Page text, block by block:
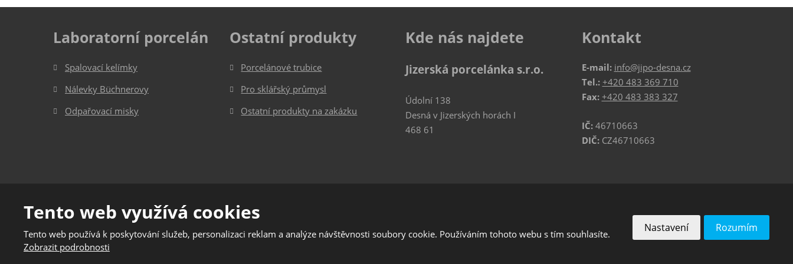
Laboratorní porcelán
Spalovací kelímky
Nálevky Büchnerovy
Odpařovací misky
Ostatní produkty
Porcelánové trubice
Pro sklářský průmysl
Ostatní produkty na zakázku
Kde nás najdete
Jizerská porcelánka s.r.o.
Údolní 138
Desná v Jizerských horách I
468 61
Kontakt
E-mail: info@jipo-desna.cz
Tel.: +420 483 369 710
Fax: +420 483 383 327
IČ:46710663
DIČ:CZ46710663
© 2026, Jizerská porcelánka s.r.o.
Podmínky použití |Mapa stránek
Tento web je chráněn pomocí Google ReCAPTCHA a platí pro něj zásady ochrany osobních údajů a smluvní podmínky společnosti Google.
Tento web využívá cookies
Tento web používá k poskytování služeb, personalizaci reklam a analýze návštěvnosti soubory cookie. Používáním tohoto webu s tím souhlasíte.
Zobrazit podrobnosti
Nastavení Rozumím